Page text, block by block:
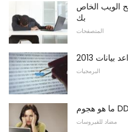
الويب الخاص
بك
المتصفحات
2013
البرمجيات
مضاد للفيروسات